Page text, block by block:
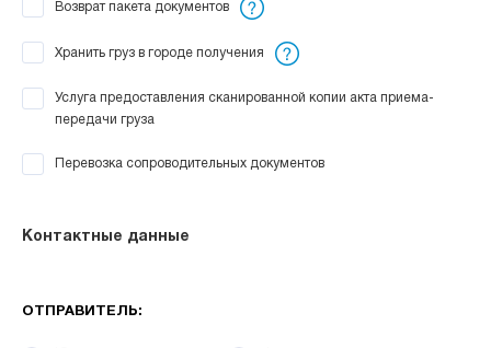
Возврат пакета документов
Хранить груз в городе получения
Услуга предоставления сканированной копии акта приема-
передачи груза
Перевозка сопроводительных документов
Контактные данные
ОТПРАВИТЕЛЬ: